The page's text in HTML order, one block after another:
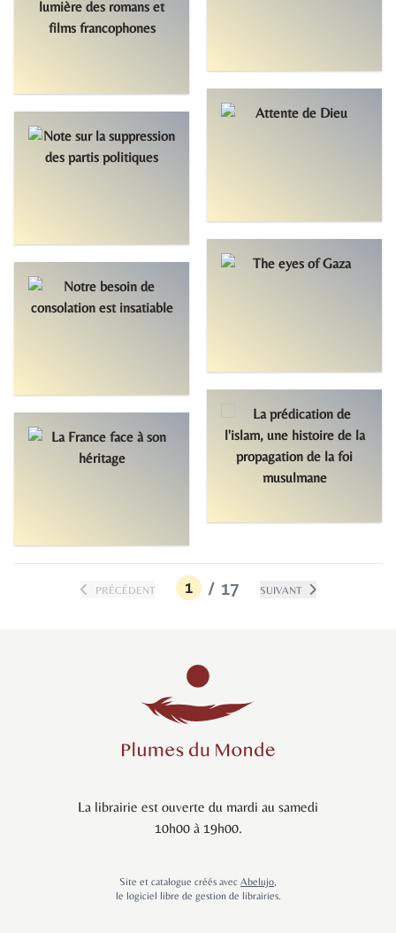
PRÉCÉDENT 1 / 17 SUIVANT
La librairie est ouverte du mardi au samedi
10h00 à 19h00.
Site et catalogue créés avec Abelujo,
le logiciel libre de gestion de librairies.